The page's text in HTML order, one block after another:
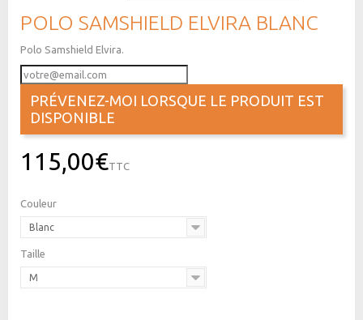
POLO SAMSHIELD ELVIRA BLANC
Polo Samshield Elvira.
PRÉVENEZ-MOI LORSQUE LE PRODUIT EST
DISPONIBLE
115,00€TTC
Couleur
Blanc
Taille
M